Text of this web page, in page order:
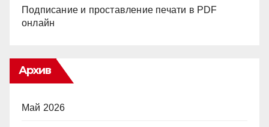
Подписание и проставление печати в PDF
онлайн
Архив
Май 2026